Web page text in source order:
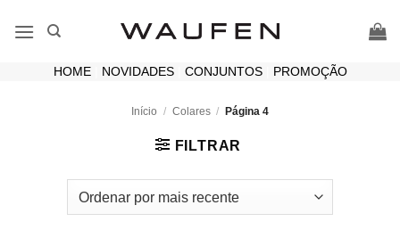
HOME| NOVIDADES| CONJUNTOS| PROMOÇÃO
Início / Colares / Página 4
FILTRAR